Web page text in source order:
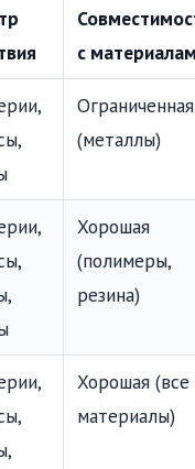
с
Ограниченная
(металлы)
Хорошая
(полимеры,
резина)
Хорошая (все
материалы)